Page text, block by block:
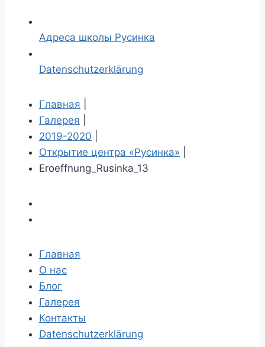
Адреса школы Русинка
Datenschutzerklärung
Главная
Галерея
2019-2020
Открытие центра «Русинка»
Eroeffnung_Rusinka_13
Главная
О нас
Блог
Галерея
Контакты
Datenschutzerklärung